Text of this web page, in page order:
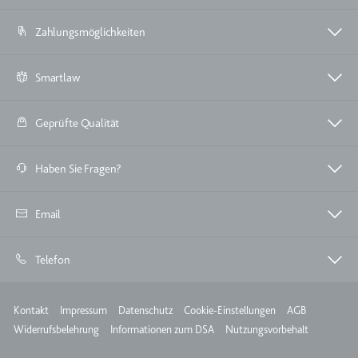
verfolgen.
Typ:
Zahlungsmöglichkeiten
Smartlaw
Geprüfte Qualität
Haben Sie Fragen?
Email
Telefon
Meta
Kontakt Impressum Datenschutz Cookie-Einstellungen
AGB
Widerrufsbelehrung
Informationen zum DSA Nutzungsvorbehalt